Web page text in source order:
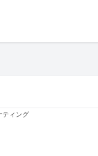
ティング